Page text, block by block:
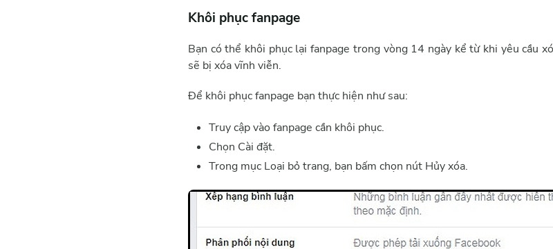
Khôi phục fanpage
Bạn có thể khôi phục lại fanpage trong vòng 14 ngày kể từ khi yêu cầu
sẽ bị xóa vĩnh viễn.
Để khôi phục fanpage bạn thực hiện như sau:
Truy cập vào fanpage cần khôi phục.
Chọn Cài đặt.
Trong mục Loại bỏ trang, bạn bấm chọn nút Hủy xóa.